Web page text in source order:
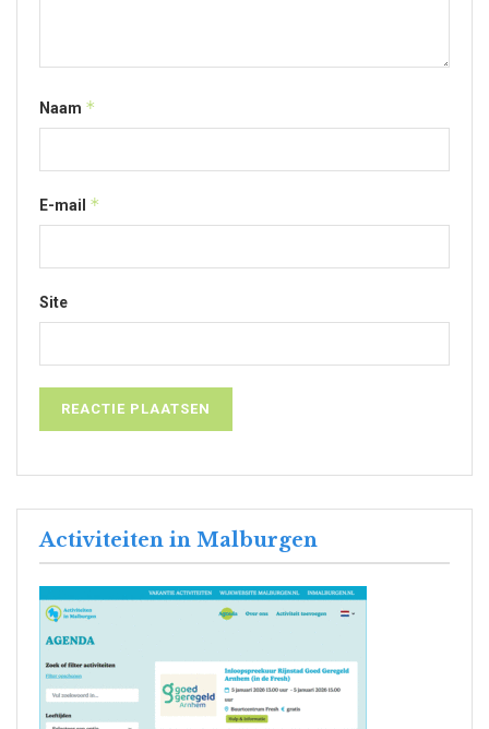
Naam *
E-mail *
Site
Activiteiten in Malburgen